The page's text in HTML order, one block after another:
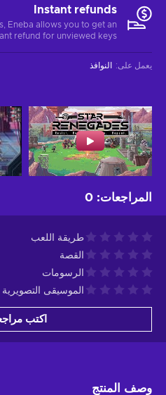
Instant refunds
Eneba allows you to get an
refund for unviewed keys.
يعمل على: النوافذ
المراجعات:
0
طريقة اللعب
القصة
الرسومات
الموسيقى التصويرية
اكتب
وصف المنتج